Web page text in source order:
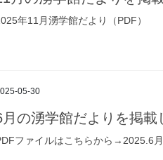
年11月湧学館だより（PDF）
05-30
月の湧学館だよりを掲載
ファイルはこちらから→2025.6月